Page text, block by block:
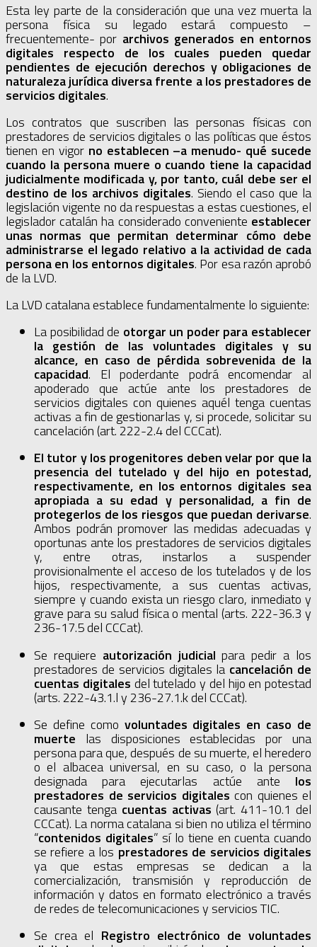
Esta ley parte de la consideración que una vez muerta la
persona física su legado estará compuesto –
frecuentemente- por archivos generados en entornos
digitales respecto de los cuales pueden quedar
pendientes de ejecución derechos y obligaciones de
naturaleza jurídica diversa frente a los prestadores de
servicios digitales.
Los contratos que suscriben las personas físicas con
prestadores de servicios digitales o las políticas que éstos
tienen en vigor no establecen –a menudo- qué sucede
cuando la persona muere o cuando tiene la capacidad
judicialmente modificada y, por tanto, cuál debe ser el
destino de los archivos digitales. Siendo el caso que la
legislación vigente no da respuestas a estas cuestiones, el
legislador catalán ha considerado conveniente establecer
unas normas que permitan determinar cómo debe
administrarse el legado relativo a la actividad de cada
persona en los entornos digitales. Por esa razón aprobó
de la LVD.
La LVD catalana establece fundamentalmente lo siguiente:
La posibilidad de otorgar un poder para establecer
la gestión de las voluntades digitales y su
alcance, en caso de pérdida sobrevenida de la
capacidad. El poderdante podrá encomendar al
apoderado que actúe ante los prestadores de
servicios digitales con quienes aquél tenga cuentas
activas a fin de gestionarlas y, si procede, solicitar su
cancelación (art. 222-2.4 del CCCat).
El tutor y los progenitores deben velar por que la
presencia del tutelado y del hijo en potestad,
respectivamente, en los entornos digitales sea
apropiada a su edad y personalidad, a fin de
protegerlos de los riesgos que puedan derivarse.
Ambos podrán promover las medidas adecuadas y
oportunas ante los prestadores de servicios digitales
y, entre otras, instarlos a suspender
provisionalmente el acceso de los tutelados y de los
hijos, respectivamente, a sus cuentas activas,
siempre y cuando exista un riesgo claro, inmediato y
grave para su salud física o mental (arts. 222-36.3 y
236-17.5 del CCCat).
Se requiere autorización judicial para pedir a los
prestadores de servicios digitales la cancelación de
cuentas digitales del tutelado y del hijo en potestad
(arts. 222-43.1.l y 236-27.1.k del CCCat).
Se define como voluntades digitales en caso de
muerte las disposiciones establecidas por una
persona para que, después de su muerte, el heredero
o el albacea universal, en su caso, o la persona
designada para ejecutarlas actúe ante los
prestadores de servicios digitales con quienes el
causante tenga cuentas activas (art. 411-10.1 del
CCCat). La norma catalana si bien no utiliza el término
“contenidos digitales” sí lo tiene en cuenta cuando
se refiere a losprestadores de servicios digitales
ya que estas empresas se dedican a la
comercialización, transmisión y reproducción de
información y datos en formato electrónico a través
de redes de telecomunicaciones y servicios TIC.
Se crea el Registro electrónico de voluntades